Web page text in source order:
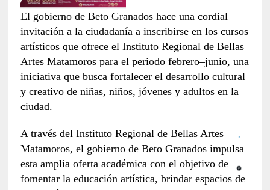
El gobierno de Beto Granados hace una cordial
invitación a la ciudadanía a inscribirse en los cursos
artísticos que ofrece el Instituto Regional de Bellas
Artes Matamoros para el periodo febrero–junio, una
iniciativa que busca fortalecer el desarrollo cultural
y creativo de niñas, niños, jóvenes y adultos en la
ciudad.
A través del Instituto Regional de Bellas Artes
Matamoros, el gobierno de Beto Granados impulsa
esta amplia oferta académica con el objetivo de
fomentar la educación artística, brindar espacios de